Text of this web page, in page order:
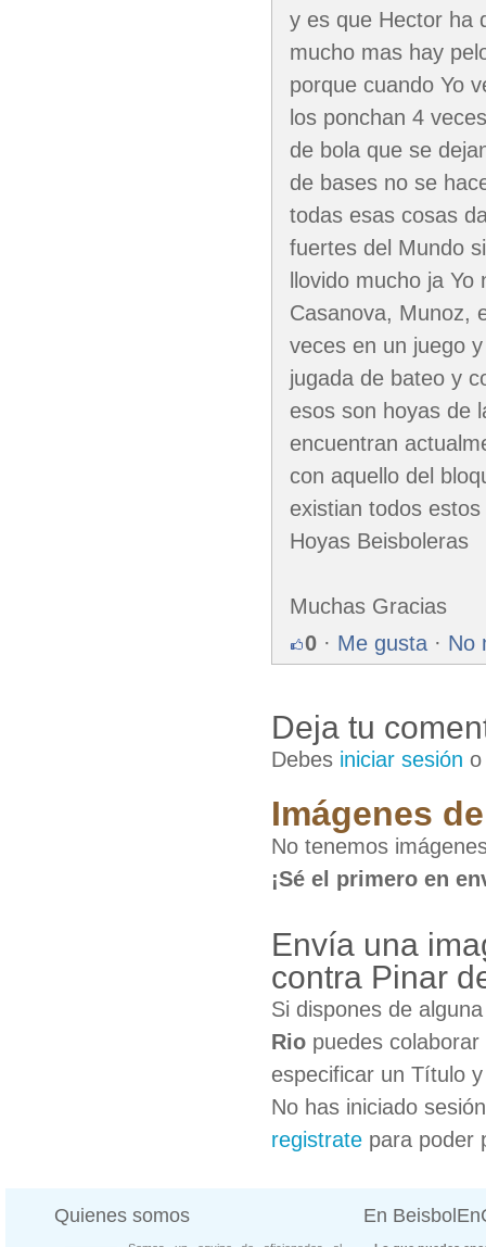
y es que Hector ha
mucho mas hay
porque cuando Yo
los ponchan 4
de bola que se
de bases no se
todas esas cosas
fuertes del Mundo
llovido mucho ja
Casanova, Munoz,
veces en un juego
jugada de bateo y
esos son hoyas de
encuentran
con aquello del
existian todos
Hoyas Beisboleras
Muchas Gracias
0 · Me gusta · No
Deja tu
Debes iniciar sesión
Imágenes
No tenemos
¡Sé el primero en
Envía una
contra Pinar
Si dispones de
Rio puedes
especificar un Título
No has iniciado
registrate para poder
Quienes somos En